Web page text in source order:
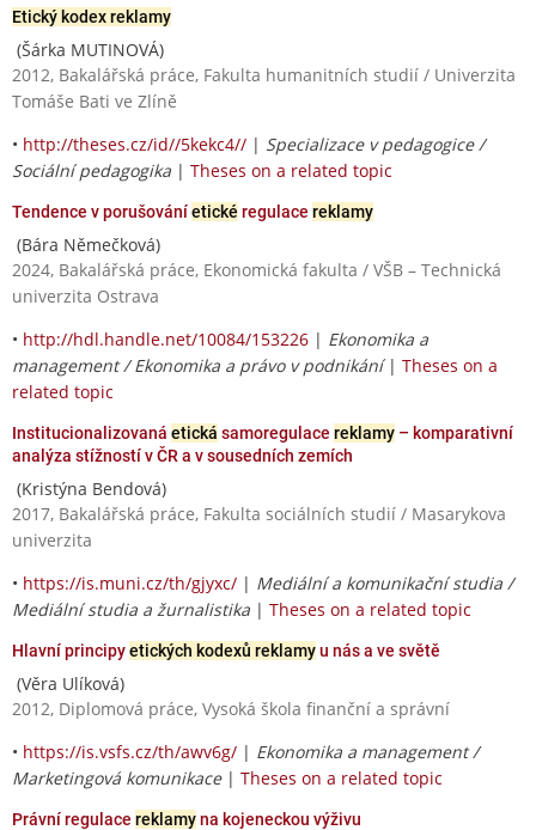
Etický kodex reklamy
(Šárka MUTINOVÁ)
2012, Bakalářská práce, Fakulta humanitních studií / Univerzita
Tomáše Bati ve Zlíně
• http://theses.cz/id//5kekc4// | Specializace v pedagogice /
Sociální pedagogika | Theses on a related topic
Tendence v porušováníetické regulace reklamy
(Bára Němečková)
2024, Bakalářská práce, Ekonomická fakulta / VŠB – Technická
univerzita Ostrava
• http://hdl.handle.net/10084/153226 | Ekonomika a
management / Ekonomika a právo v podnikání| Theses on a
related topic
Institucionalizovaná etická samoregulace reklamy – komparativní
analýza stížností v ČR a v sousedních zemích
(Kristýna Bendová)
2017, Bakalářská práce, Fakulta sociálních studií / Masarykova
univerzita
• https://is.muni.cz/th/gjyxc/ | Mediální a komunikační studia /
Mediální studia a žurnalistika | Theses on a related topic
Hlavní principyetických kodexů reklamyu nás a ve světě
(Věra Ulíková)
2012, Diplomová práce, Vysoká škola finanční a správní
• https://is.vsfs.cz/th/awv6g/ | Ekonomika a management /
Marketingová komunikace| Theses on a related topic
Právní regulace reklamyna kojeneckou výživu